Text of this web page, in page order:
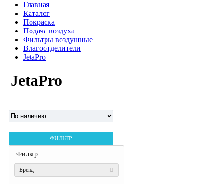
Главная
Каталог
Покраска
Подача воздуха
Фильтры воздушные
Влагоотделители
JetaPro
JetaPro
ФИЛЬТР
Фильтр:
Бренд